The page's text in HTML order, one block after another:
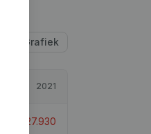
Grafiek
2021
-27.930